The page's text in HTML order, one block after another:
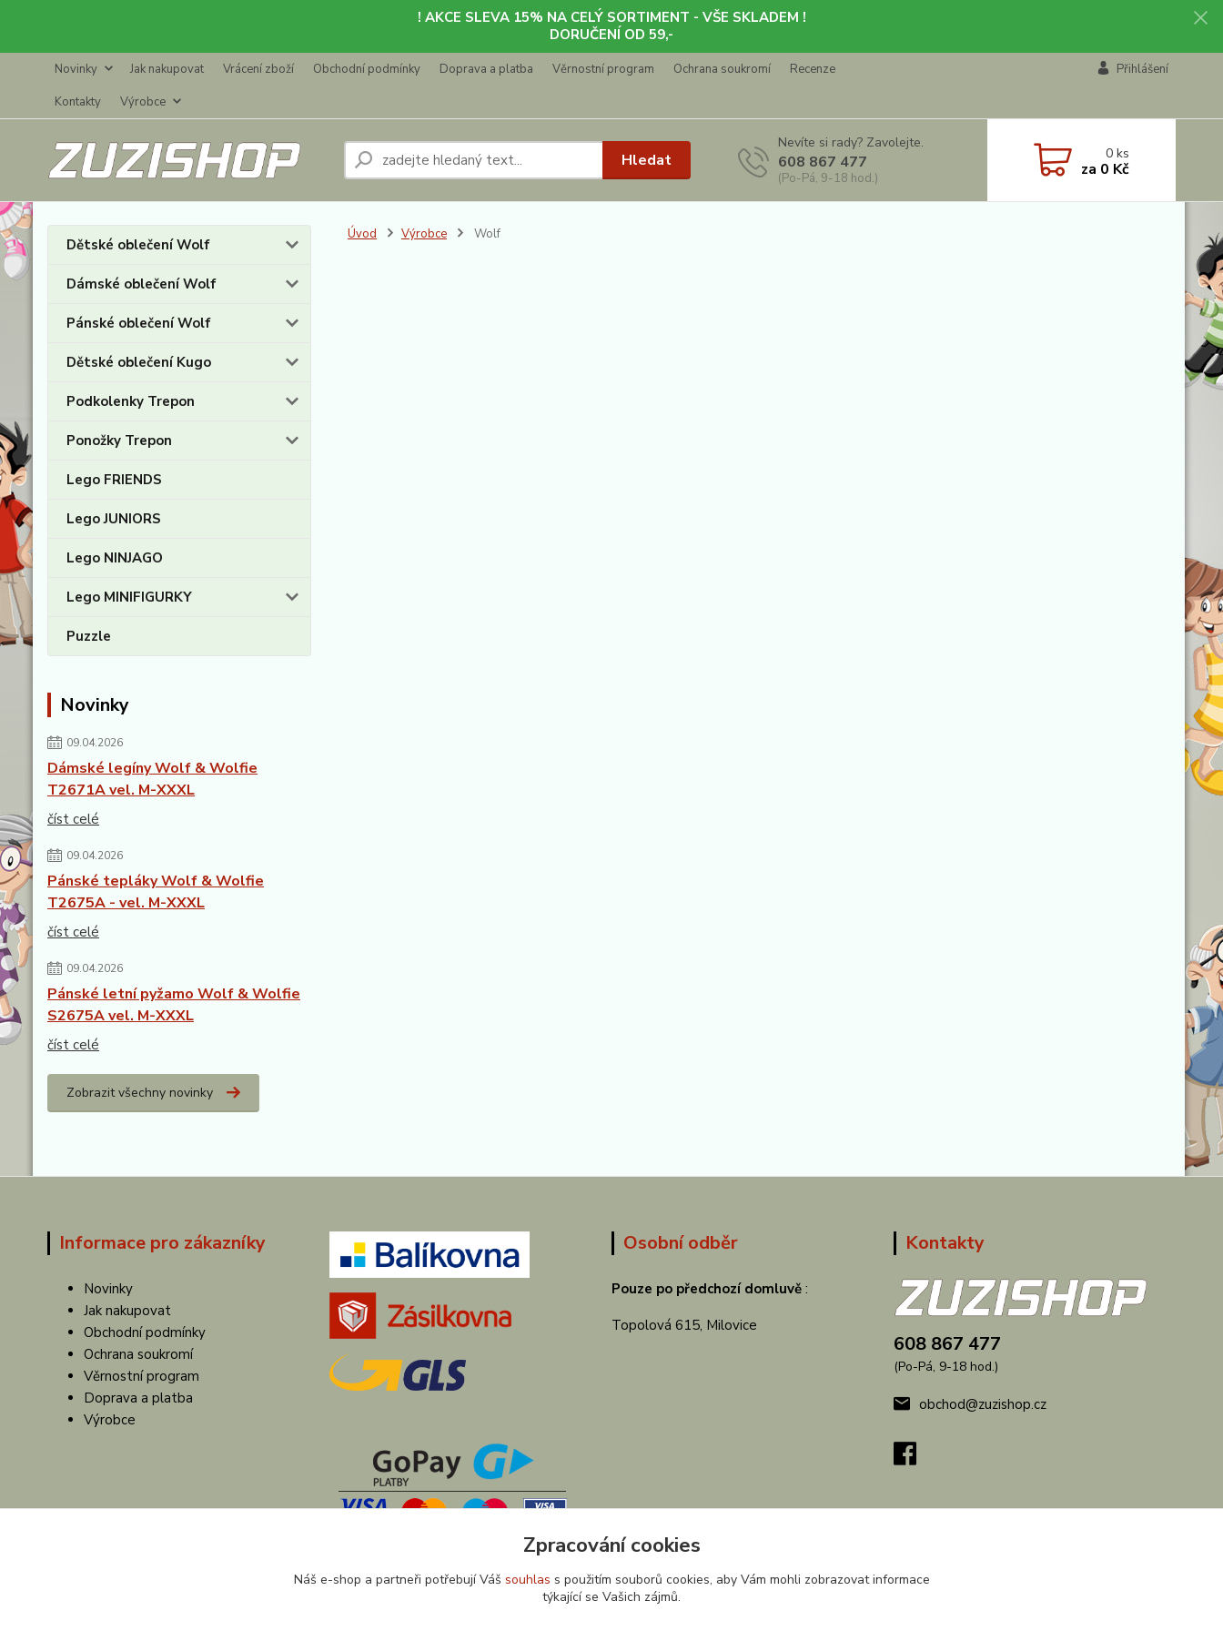
! AKCE SLEVA 15% NA CELÝ SORTIMENT - VŠE SKLADEM !
DORUČENÍ OD 59,-
Novinky Jak nakupovat Vrácení zboží Obchodní podmínky Doprava a platba Věrnostní program Ochrana soukromí
Recenze
Kontakty
Výrobce
Přihlášení
Hledat
Nevíte si rady? Zavolejte.
608 867 477
(Po-Pá, 9-18 hod.)
0ks
za 0 Kč
Dětské oblečení Wolf
Dámské oblečení Wolf
Pánské oblečení Wolf
Dětské oblečení Kugo
Podkolenky Trepon
Ponožky Trepon
Lego FRIENDS
Lego JUNIORS
Lego NINJAGO
Lego MINIFIGURKY
Puzzle
Novinky
09.04.2026
Dámské legíny Wolf & Wolfie
T2671A vel. M-XXXL
číst celé
09.04.2026
Pánské tepláky Wolf & Wolfie
T2675A - vel. M-XXXL
číst celé
09.04.2026
Pánské letní pyžamo Wolf & Wolfie
S2675A vel. M-XXXL
číst celé
Zobrazit všechny novinky
Úvod Výrobce Wolf
Informace pro zákazníky
Novinky
Jak nakupovat
Obchodní podmínky
Ochrana soukromí
Věrnostní program
Doprava a platba
Výrobce
Osobní odběr
Pouze po předchozí domluvě :
Topolová 615, Milovice
Kontakty
608 867 477
(Po-Pá, 9-18 hod.)
obchod@zuzishop.cz
Zpracování cookies
Náš e-shop a partneři potřebují Váš souhlas s použitím souborů cookies, aby Vám mohli zobrazovat informace
týkající se Vašich zájmů.